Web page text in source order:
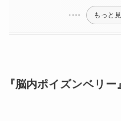
もっと
『脳内ポイズンベリー